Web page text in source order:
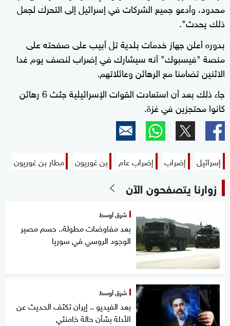
محدود، وأدعو جميع الشركات في إسرائيل إلى التحرك لجعل
ذلك يحدث".
بدوره أعلن جهاز خدمات بلدية تل أبيب على صفحته على
منصة "فيسبوك" أنه سيشارك في إضراب لنصف يوم غدا
الاثنين تضامنا مع الرهائن وعائلاتهم.
جاء ذلك بعد أن استعادت القوات الإسرائيلية جثث 6 رهائن
كانوا محتجزين في غزة.
إسرائيل إضراب إضراب عام بن غوريون مطار بن غوريون
زوارنا يتصفحون الآن
شرق أوسط
بعد مفاوضات مطولة.. حسم مصير
الوجود الروسي في سوريا
شرق أوسط
بعد الفيديو .. إيران تكثف الحديث عن
الأدلة بشأن حالة خامنئي